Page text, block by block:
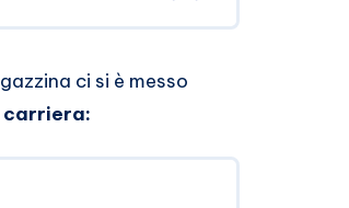
ci si è messo
carriera: